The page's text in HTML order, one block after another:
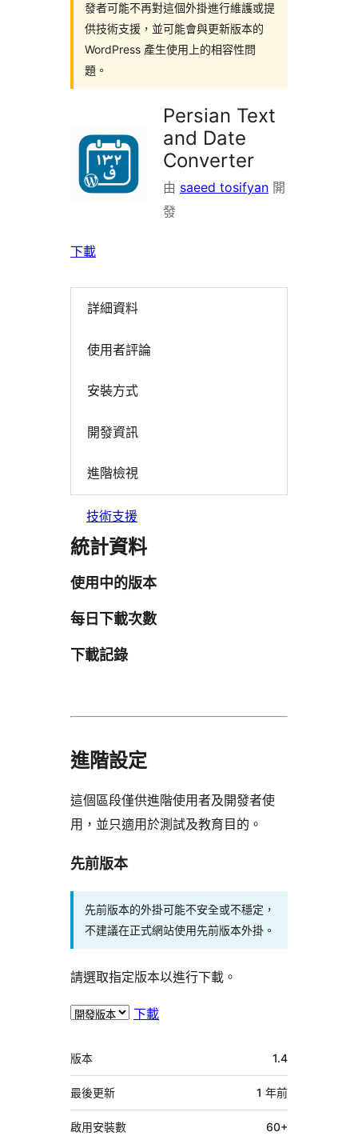
發者可能不再對這個外掛進行維護或提
供技術支援，並可能會與更新版本的
WordPress 產生使用上的相容性問
題。
Persian Text
and Date
Converter
由 saeed tosifyan 開
發
下載
詳細資料
使用者評論
安裝方式
開發資訊
進階檢視
技術支援
統計資料
使用中的版本
每日下載次數
下載記錄
進階設定
這個區段僅供進階使用者及開發者使
用，並只適用於測試及教育目的。
先前版本
先前版本的外掛可能不安全或不穩定，
不建議在正式網站使用先前版本外掛。
請選取指定版本以進行下載。
下載
中
繼
資
料
版本 1.4
最後更新 1 年前
啟用安裝數 60+